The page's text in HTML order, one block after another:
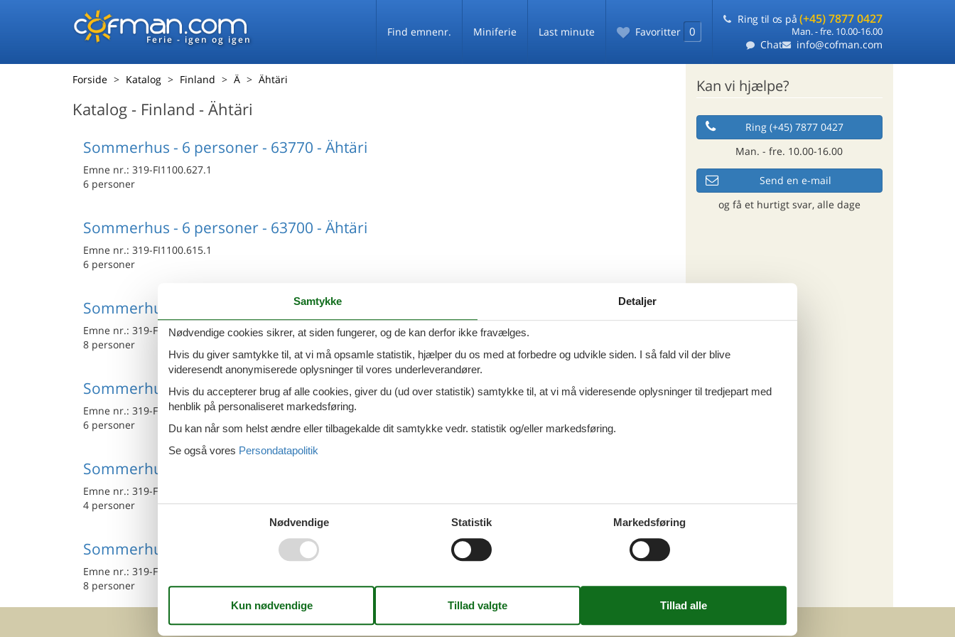
Ferie - igen og igen
Find emnenr. Miniferie Last minute Favoritter 0
Ring til os på (+45) 7877 0427
Man. - fre. 10.00-16.00
Chat info@cofman.com
Forside Katalog Finland Ä Ähtäri
Katalog - Finland - Ähtäri
Sommerhus - 6 personer - 63770 - Ähtäri
Emne nr.: 319-FI1100.627.1
6 personer
Sommerhus - 6 personer - 63700 - Ähtäri
Emne nr.: 319-FI1100.615.1
6 personer
Sommerhus - 8 personer - 63770 - Ähtäri
Emne nr.: 319-FI1100.610.1
8 personer
Sommerhus - 6 personer - 63700 - Ähtäri
Emne nr.: 319-FI1100.604.1
6 personer
Sommerhus - 4 personer - 63920 - Ähtäri
Emne nr.: 319-FI1100.620.1
4 personer
Sommerhus - 8 personer - 63700 - Ähtäri
Emne nr.: 319-FI1100.619.1
8 personer
Kan vi hjælpe?
Ring (+45) 7877 0427
Man. - fre. 10.00-16.00
Send en e-mail
og få et hurtigt svar, alle dage
Samtykke Detaljer
Nødvendige cookies sikrer, at siden fungerer, og de kan derfor ikke fravælges.
Hvis du giver samtykke til, at vi må opsamle statistik, hjælper du os med at forbedre og udvikle siden. I så fald vil der blive
videresendt anonymiserede oplysninger til vores underleverandører.
Hvis du accepterer brug af alle cookies, giver du (ud over statistik) samtykke til, at vi må videresende oplysninger til tredjepart med
henblik på personaliseret markedsføring.
Du kan når som helst ændre eller tilbagekalde dit samtykke vedr. statistik og/eller markedsføring.
Se også vores Persondatapolitik
Nødvendige Statistik Markedsføring